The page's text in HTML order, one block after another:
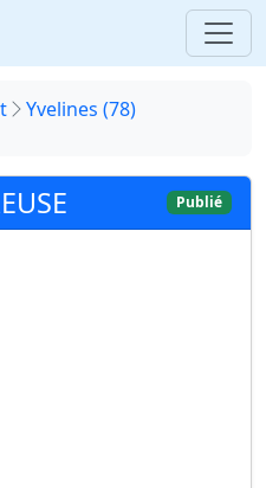
Yvelines (78)
Publié